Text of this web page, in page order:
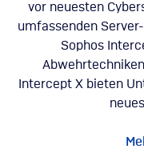
vor neuesten
umfassenden
Sophos
Intercept X bieten